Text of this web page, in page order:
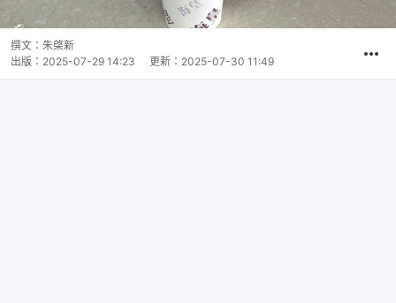
撰文： 朱棨新
出版： 2025-07-29 14:23 更新： 2025-07-30 11:49